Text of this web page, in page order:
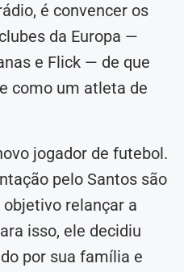
é convencer os
da Europa —
e Flick — de que
como um atleta de
jogador de futebol.
pelo Santos são
relançar a
isso, ele decidiu
por sua família e